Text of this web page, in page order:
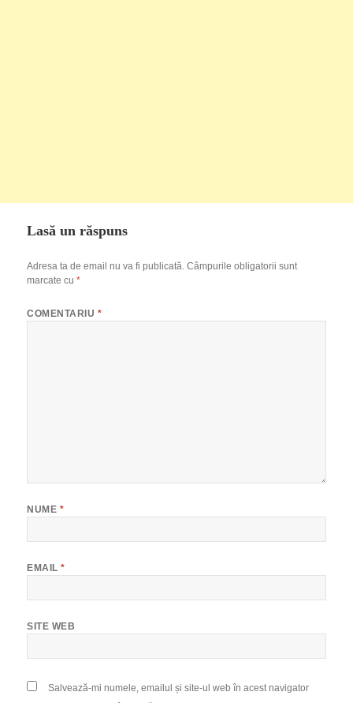
Lasă un răspuns
Adresa ta de email nu va fi publicată. Câmpurile obligatorii sunt
marcate cu*
COMENTARIU *
NUME *
EMAIL*
SITE WEB
Salvează-mi numele, emailul și site-ul web în acest navigator